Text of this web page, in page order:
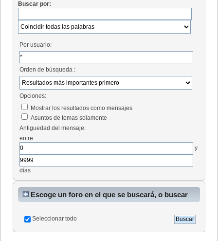
Buscar por:
Por usuario:
Orden de búsqueda :
Opciones:
Mostrar los resultados como mensajes
Asuntos de temas solamente
Antiguedad del mensaje:
entre
y
días
Escoge un foro en el que se buscará, o buscar
Seleccionar todo